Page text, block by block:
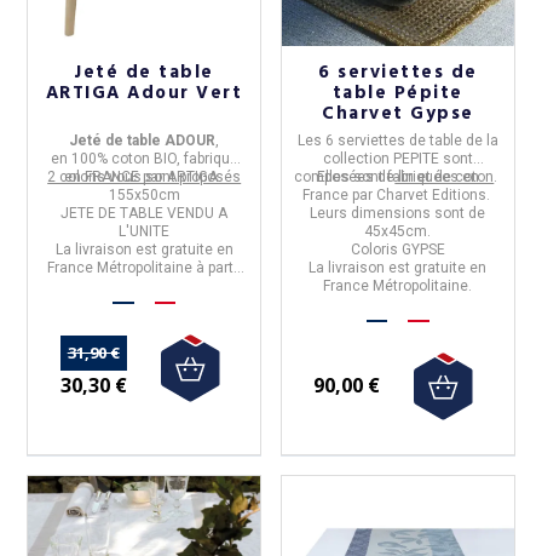
Jeté de table
ARTIGA Adour Vert
Jeté de table ADOUR,
en 100% coton BIO, fabriqué
en FRANCEparARTIGA.
2 coloris vous sont proposés
155x50cm
JETE DE TABLE VENDU A
L'UNITE
La livraison est gratuite en
France Métropolitaine à partir
31,90 €
30,30 €
6 serviettes de
table Pépite
Charvet Gypse
Les 6 serviettes de tablede la
collection PEPITE sont
composées delin et de coton.
Elles sont fabriquées en
Francepar Charvet Editions.
Leurs dimensions sont de
45x45cm.
Coloris GYPSE
La livraison est gratuite en
France Métropolitaine.
90,00 €